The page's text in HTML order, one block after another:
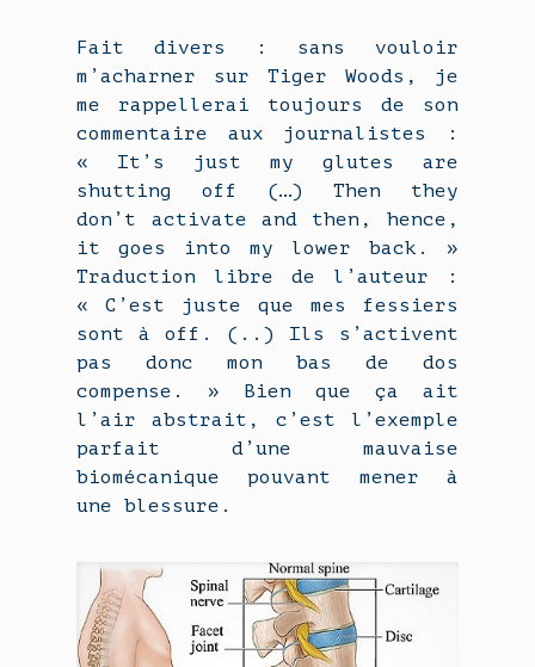
Fait divers : sans vouloir
m’acharner sur Tiger Woods, je
me rappellerai toujours de son
commentaire aux journalistes :
« It’s just my glutes are
shutting off (…) Then they
don’t activate and then, hence,
it goes into my lower back. »
Traduction libre de l’auteur :
« C’est juste que mes fessiers
sont à off. (..) Ils s’activent
pas donc mon bas de dos
compense. » Bien que ça ait
l’air abstrait, c’est l’exemple
parfait d’une mauvaise
biomécanique pouvant mener à
une blessure.